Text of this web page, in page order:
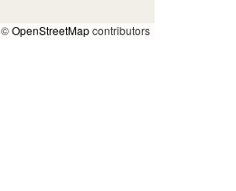
©OpenStreetMapcontributors